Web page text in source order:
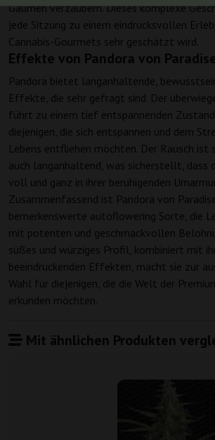
Gaumen verzaubern. Dieses komplexe
jede Sitzung zu einem eindrucksvollen
Cannabis-Gourmets sehr geschätzt wird.
Effekte von Pandora von
Pandora bietet langanhaltende,
Effekte, die sehr gefragt sind. Der
führt zu einem tief entspannenden
diejenigen, die sich entspannen und dem
Lebens entfliehen möchten. Der Rausch
auch langanhaltend, was sicherstellt, dass
voll und ganz in ihrer beruhigenden
Zusammenfassend ist Pandora von
bemerkenswerte autoflowering Sorte, die
mit potenten und geschmackvollen
süßes und würziges Profil, kombiniert mit
beeindruckenden Effekten, macht sie zur
Wahl für diejenigen, die die Welt der
erkunden möchten.
Mit ähnlichen Produkten